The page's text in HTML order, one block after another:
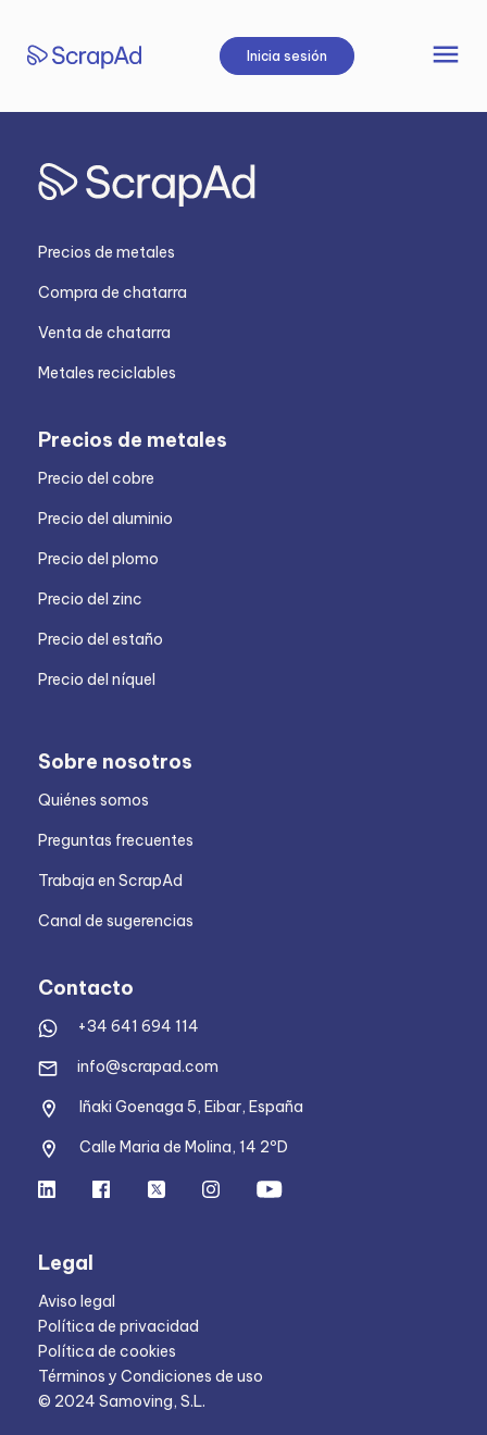
contenido
Inicia sesión menu
Precios de metales
Compra de chatarra
Venta de chatarra
Metales reciclables
Precios de metales
Precio del cobre
Precio del aluminio
Precio del plomo
Precio del zinc
Precio del estaño
Precio del níquel
Sobre nosotros
Quiénes somos
Preguntas frecuentes
Trabaja en ScrapAd
Canal de sugerencias
Contacto
+34 641 694 114
info@scrapad.com
Iñaki Goenaga 5, Eibar, España
Calle Maria de Molina, 14 2ºD
Legal
Aviso legal
Política de privacidad
Política de cookies
Términos y Condiciones de uso
© 2024 Samoving, S.L.